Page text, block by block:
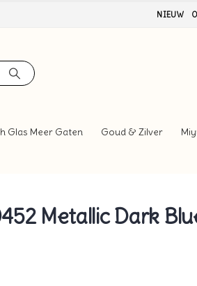
NIEUW
Glas Meer Gaten Goud & Zilver
Metallic Dark